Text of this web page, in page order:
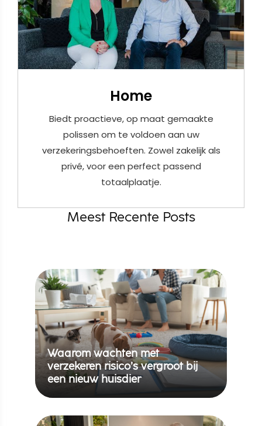
Home
Biedt proactieve, op maat gemaakte
polissen om te voldoen aan uw
verzekeringsbehoeften. Zowel zakelijk als
privé, voor een perfect passend
totaalplaatje.
Meest Recente Posts
Waarom wachten met
verzekeren risico’s vergroot bij
een nieuw huisdier